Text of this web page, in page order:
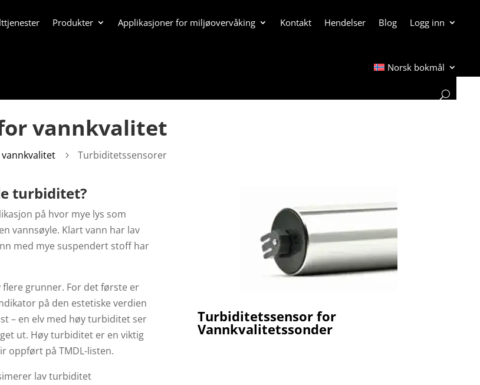
Produkter Applikasjoner for miljøovervåking Kontakt Hendelser Blog Logg inn
Norsk bokmål
vannkvalitet
5 Turbiditetssensorer
turbiditet?
på hvor mye lys som
vannsøyle. Klart vann har lav
med mye suspendert stoff har
grunner. For det første er
på den estetiske verdien
– en elv med høy turbiditet ser
ut. Høy turbiditet er en viktig
oppført på TMDL-listen.
lav turbiditet
Turbiditetssensor for
Vannkvalitetssonder